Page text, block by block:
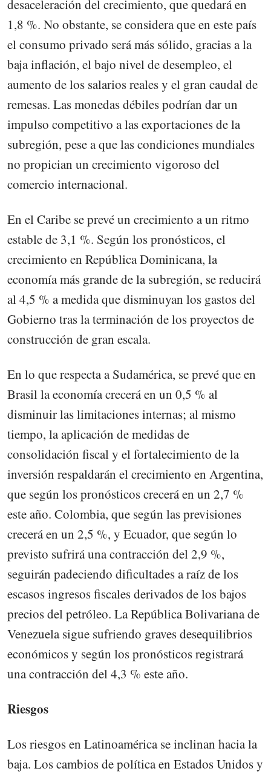
desaceleración del crecimiento, que quedará en
1,8 %. No obstante, se considera que en este país
el consumo privado será más sólido, gracias a la
baja inflación, el bajo nivel de desempleo, el
aumento de los salarios reales y el gran caudal de
remesas. Las monedas débiles podrían dar un
impulso competitivo a las exportaciones de la
subregión, pese a que las condiciones mundiales
no propician un crecimiento vigoroso del
comercio internacional.
En el Caribe se prevé un crecimiento a un ritmo
estable de 3,1 %. Según los pronósticos, el
crecimiento en República Dominicana, la
economía más grande de la subregión, se reducirá
al 4,5 % a medida que disminuyan los gastos del
Gobierno tras la terminación de los proyectos de
construcción de gran escala.
En lo que respecta a Sudamérica, se prevé que en
Brasil la economía crecerá en un 0,5 % al
disminuir las limitaciones internas; al mismo
tiempo, la aplicación de medidas de
consolidación fiscal y el fortalecimiento de la
inversión respaldarán el crecimiento en Argentina,
que según los pronósticos crecerá en un 2,7 %
este año. Colombia, que según las previsiones
crecerá en un 2,5 %, y Ecuador, que según lo
previsto sufrirá una contracción del 2,9 %,
seguirán padeciendo dificultades a raíz de los
escasos ingresos fiscales derivados de los bajos
precios del petróleo. La República Bolivariana de
Venezuela sigue sufriendo graves desequilibrios
económicos y según los pronósticos registrará
una contracción del 4,3 % este año.
Riesgos
Los riesgos en Latinoamérica se inclinan hacia la
baja. Los cambios de política en Estados Unidos y